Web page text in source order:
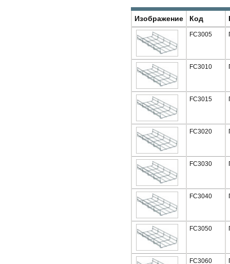
Изображение Код
FC3005
FC3010
FC3015
FC3020
FC3030
FC3040
FC3050
FC3060